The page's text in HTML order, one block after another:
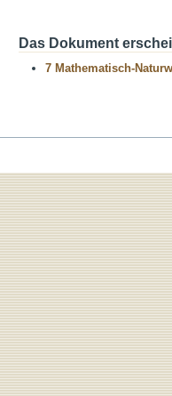
Das Dokument
7 Mathematisch-